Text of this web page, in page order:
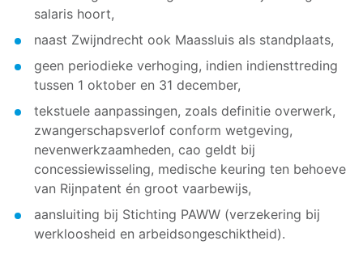
salaris hoort,
naast Zwijndrecht ook Maassluis als standplaats,
geen periodieke verhoging, indien indiensttreding
tussen 1 oktober en 31 december,
tekstuele aanpassingen, zoals definitie overwerk,
zwangerschapsverlof conform wetgeving,
nevenwerkzaamheden, cao geldt bij
concessiewisseling, medische keuring ten behoeve
van Rijnpatent én groot vaarbewijs,
aansluiting bij Stichting PAWW (verzekering bij
werkloosheid en arbeidsongeschiktheid).